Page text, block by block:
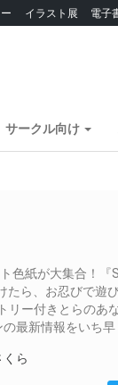
イラスト展 電子
サークル向け
色紙が大集合！『
ら、お忍びで遊
ー付きとらのあ
最新情報をいち早
ら